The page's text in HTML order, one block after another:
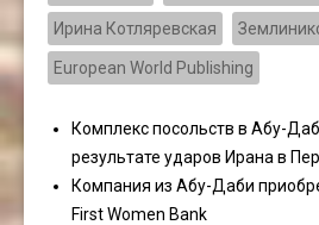
Ирина Котляревская
European World Publishing
Комплекс посольств в Абу-
результате ударов Ирана в
Компания из Абу-Даби
First Women Bank